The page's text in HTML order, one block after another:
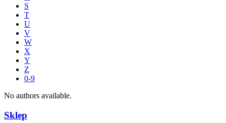
S
T
U
V
W
X
Y
Z
0-9
No authors available.
Sklep